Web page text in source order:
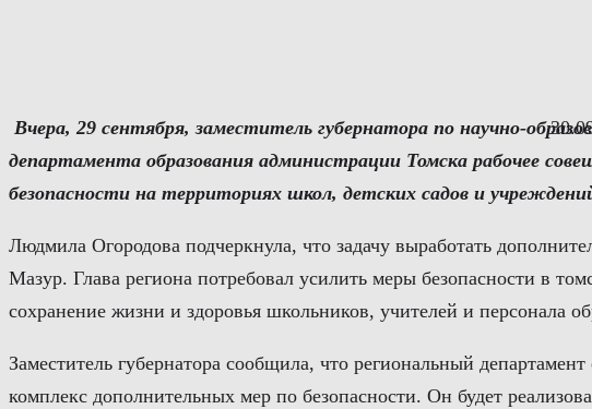
Вчера, 29 сентября, заместитель губернатора по научно-
департамента образования администрации Томска рабочее
безопасности на территориях школ, детских садов и
Людмила Огородова подчеркнула, что задачу выработать
Мазур. Глава региона потребовал усилить меры безопасности в
сохранение жизни и здоровья школьников, учителей и персонала
Заместитель губернатора сообщила, что региональный
комплекс дополнительных мер по безопасности. Он будет